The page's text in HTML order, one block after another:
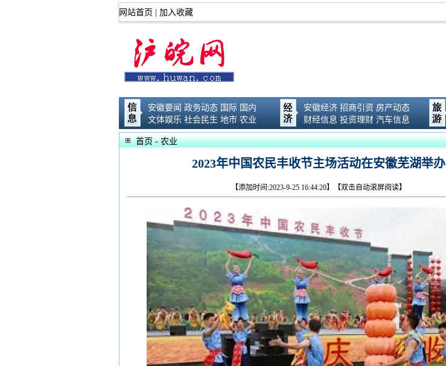
网站首页 加入收藏
安徽要闻 政务动态 国际 国内
文体娱乐 社会民生 地市 农业
安徽经济 招商引资 房产动态
财经信息 投资理财 汽车信息
首页- 农业
2023年中国农民丰收节主场活动在安徽芜湖举办
【添加时间:2023-9-25 16:44:20】【双击自动滚屏阅读】